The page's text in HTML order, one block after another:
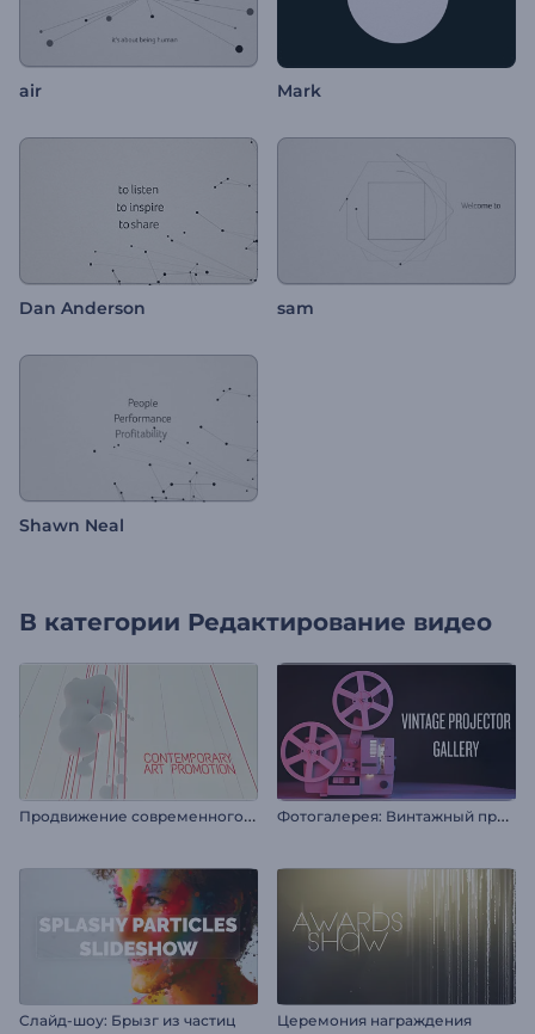
air Mark
Dan Anderson sam
Shawn Neal
В категории Редактирование видео
П
родвижение современного искусства Ф
отогалерея: Винтажный проектор
Слайд-шоу: Брызг из частиц Церемония награждения